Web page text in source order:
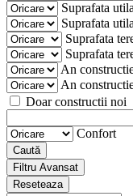
Suprafata
Suprafata
Suprafata
Suprafata
An
An
Doar constructii noi
Confort
Caută
Filtru Avansat
Reseteaza